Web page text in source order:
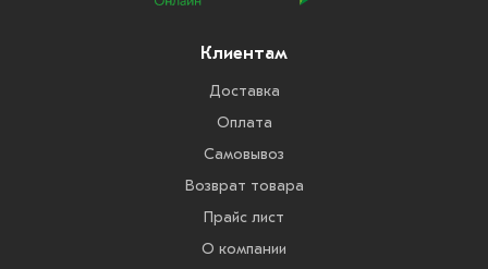
Клиентам
Доставка
Оплата
Самовывоз
Возврат товара
Прайс лист
О компании